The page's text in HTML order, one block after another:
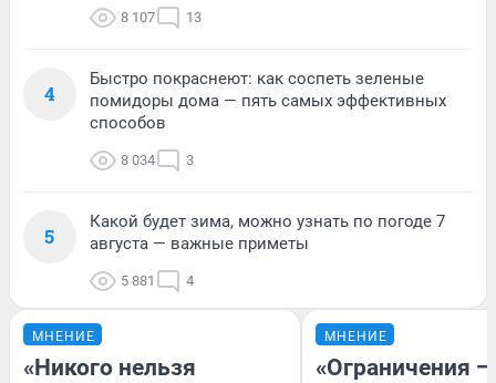
8 107 13
4
Быстро покраснеют: как соспеть зеленые
помидоры дома — пять самых эффективных
способов
8 034 3
5
Какой будет зима, можно узнать по погоде 7
августа — важные приметы
5 881 4
МНЕНИЕ
«Никого нельзя
МНЕНИЕ
«Ограничения